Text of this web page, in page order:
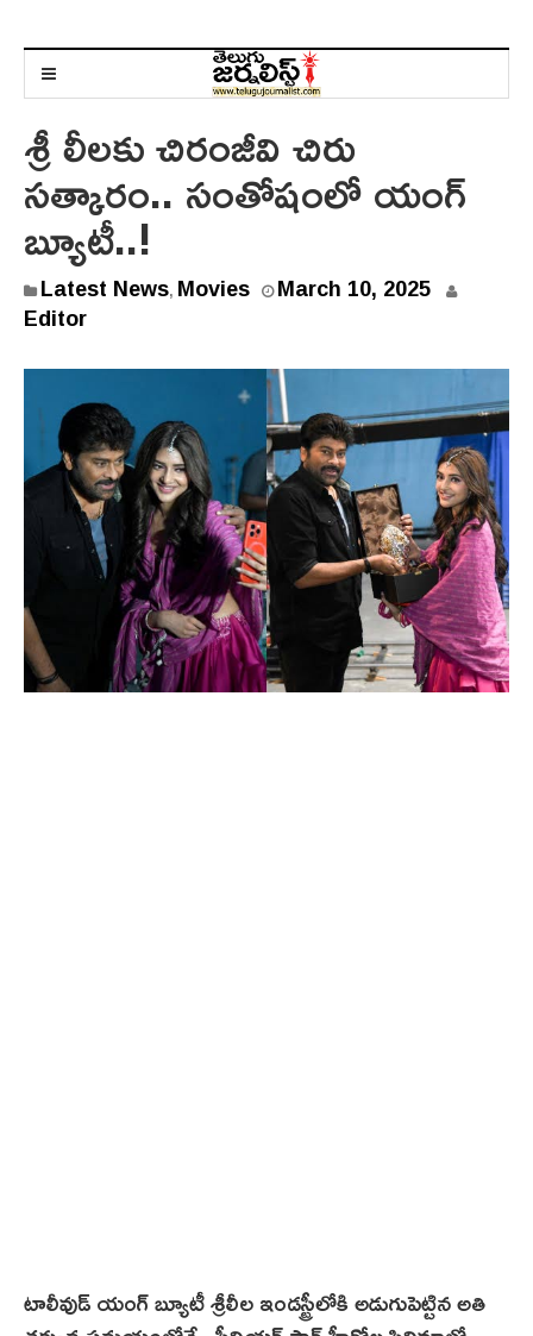
శ్రీ లీలకు చిరంజీవి చిరు
సత్కారం.. సంతోషంలో యంగ్
బ్యూటీ..!
Latest News, Movies March 10, 2025
Editor
టాలీవుడ్ యంగ్ బ్యూటీ శ్రీ‌లీల‌ ఇండస్ట్రీలోకి అడుగుపెట్టిన అతి